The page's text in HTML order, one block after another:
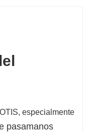
especialmente
pasamanos